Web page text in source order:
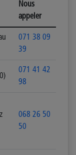
Nous
appeler
071 38 09
39
071 41 42
98
068 26 50
50